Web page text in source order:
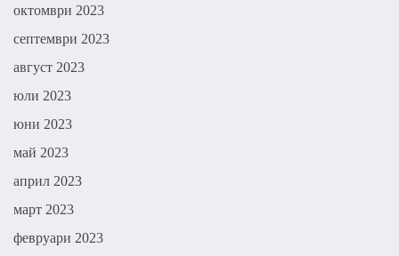
октомври 2023
септември 2023
август 2023
юли 2023
юни 2023
май 2023
април 2023
март 2023
февруари 2023